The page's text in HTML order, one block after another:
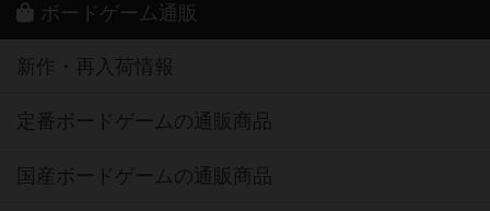
ボードゲーム通販
新作・再入荷情報
定番ボードゲームの通販商品
国産ボードゲームの通販商品